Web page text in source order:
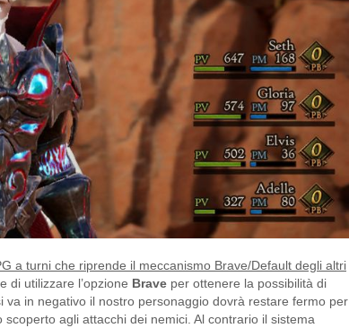
a turni che riprende il meccanismo Brave/Default degli altri
di utilizzare l’opzione Brave per ottenere la possibilità di
in negativo il nostro personaggio dovrà restare fermo per
agli attacchi dei nemici. Al contrario il sistema